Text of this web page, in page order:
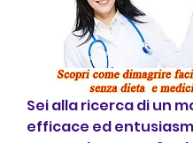
Sei alla ricerca di un
efficace ed